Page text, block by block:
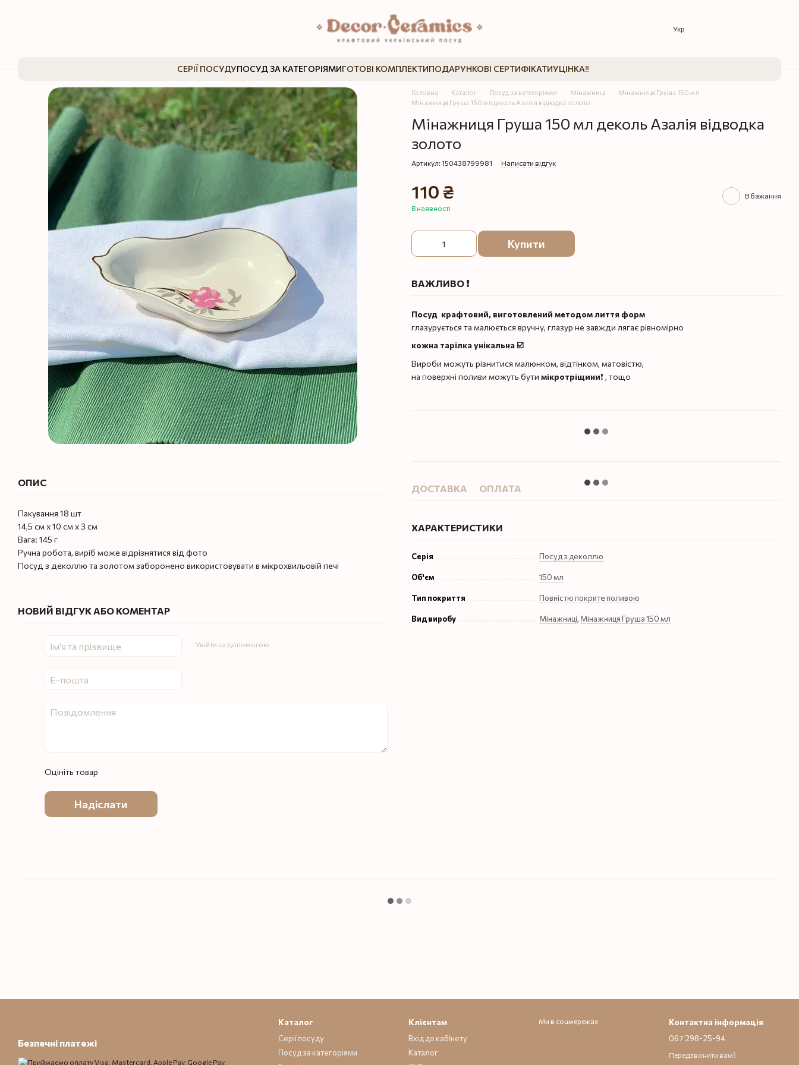
Укр
СЕРІЇ ПОСУДУПОСУД ЗА КАТЕГОРІЯМИГОТОВІ КОМПЛЕКТИПОДАРУНКОВІ СЕРТИФІКАТИУЦІНКА‼️
ОПИС
Пакування 18 шт
14,5 см х 10 см х 3 см
Вага: 145 г
Ручна робота, виріб може відрізнятися від фото
Посуд з деколлю та золотом заборонено використовувати в мікрохвильовій печі
НОВИЙ ВІДГУК АБО КОМЕНТАР
Увійти за допомогою
Оцініть товар
Надіслати
Головна Каталог Посуд за категоріями Мінажниці
Мінажниця Груша 150 мл
Мінажниця Груша 150 мл деколь Азалія відводка золото
Мінажниця Груша 150 мл деколь Азалія відводка
золото
Артикул: 150438799981 Написати відгук
110 ₴
В наявності
В бажання
Купити
ВАЖЛИВО ❗️
Посуд крафтовий, виготовлений методом лиття форм
глазурується та малюється вручну, глазур не завжди лягає рівномірно
кожна тарілка унікальна ☑️
Вироби можуть різнитися малюнком, відтінком, матовістю,
на поверхні поливи можуть бути мікротріщини❗️ , тощо
ДОСТАВКА ОПЛАТА
ХАРАКТЕРИСТИКИ
Серія Посуд з деколлю
Об'єм 150 мл
Тип покриття Повністю покрите поливою
Вид виробу Мінажниці, Мінажниця Груша 150 мл
Безпечні платежі
Каталог
Серії посуду
Посуд за категоріями
Клієнтам
Вхід до кабінету
Каталог
Ми в соцмережах Контактна інформація
067 298-25-94
Передзвонити вам?